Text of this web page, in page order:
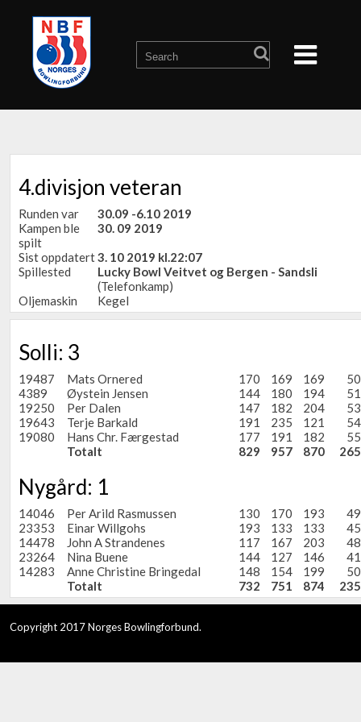
4.divisjon veteran
Runden var
30.09 -6.10 2019
Kampen ble
spilt
30. 09 2019
Sist oppdatert3. 10 2019 kl.22:07
Spillested
Lucky Bowl Veitvet og Bergen - Sandsli
(Telefonkamp)
Oljemaskin
Kegel
Solli: 3
19487 Mats Ornered 170 169 169
4389
Øystein Jensen 144 180 194
19250
Per Dalen 147 182 204
19643
Terje Barkald 191 235 121
19080
Hans Chr. Færgestad 177 191 182
Totalt
829 957 870
Nygård: 1
14046 Per Arild Rasmussen 130 170 193
23353
Einar Willgohs 193 133 133
14478
John A Strandenes 117 167 203
23264
Nina Buene 144 127 146
14283
Anne Christine Bringedal 148 154 199
Totalt
732 751 874
Copyright 2017 Norges Bowlingforbund.